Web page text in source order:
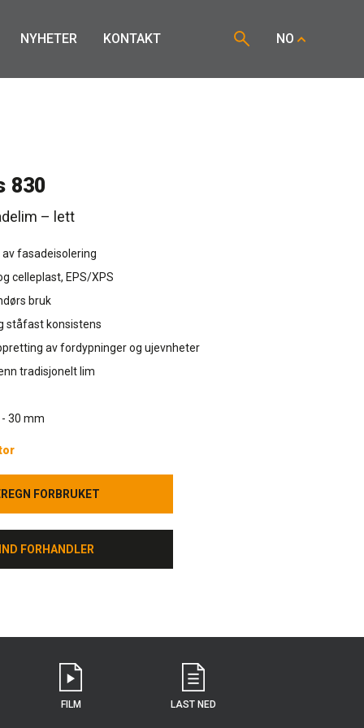
NYHETER KONTAKT NO
830
– lett
fasadeisolering
celleplast, EPS/XPS
bruk
ståfast konsistens
av fordypninger og ujevnheter
tradisjonelt lim
30 mm
FORBRUKET
FORBRUKET
FORHANDLER
FORHANDLER
FILM LAST NED